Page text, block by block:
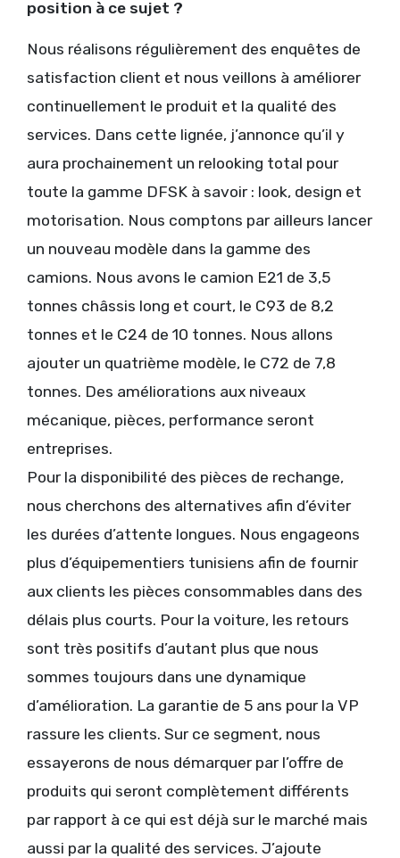
position à ce sujet ?
Nous réalisons régulièrement des enquêtes de
satisfaction client et nous veillons à améliorer
continuellement le produit et la qualité des
services. Dans cette lignée, j’annonce qu’il y
aura prochainement un relooking total pour
toute la gamme DFSK à savoir : look, design et
motorisation. Nous comptons par ailleurs lancer
un nouveau modèle dans la gamme des
camions. Nous avons le camion E21 de 3,5
tonnes châssis long et court, le C93 de 8,2
tonnes et le C24 de 10 tonnes. Nous allons
ajouter un quatrième modèle, le C72 de 7,8
tonnes. Des améliorations aux niveaux
mécanique, pièces, performance seront
entreprises.
Pour la disponibilité des pièces de rechange,
nous cherchons des alternatives afin d’éviter
les durées d’attente longues. Nous engageons
plus d’équipementiers tunisiens afin de fournir
aux clients les pièces consommables dans des
délais plus courts. Pour la voiture, les retours
sont très positifs d’autant plus que nous
sommes toujours dans une dynamique
d’amélioration. La garantie de 5 ans pour la VP
rassure les clients. Sur ce segment, nous
essayerons de nous démarquer par l’offre de
produits qui seront complètement différents
par rapport à ce qui est déjà sur le marché mais
aussi par la qualité des services. J’ajoute